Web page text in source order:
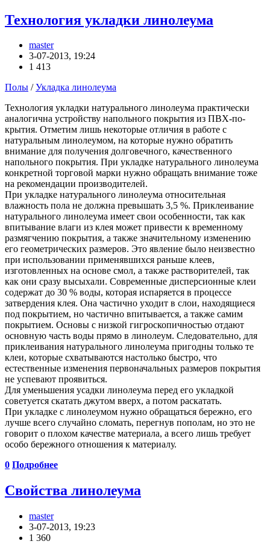
Технология укладки линолеума
master
3-07-2013, 19:24
1 413
Полы /Укладка линолеума
Технология укладки натурального линолеума практически
аналогична устройству напольного покрытия из ПВХ-по-
крытия. Отметим лишь некоторые отличия в работе с
натуральным линолеумом, на которые нужно обратить
внимание для получения долговечного, качественного
напольного покрытия. При укладке натурального линолеума
конкретной торговой марки нужно обращать внимание тоже
на рекомендации производителей.
При укладке натурального линолеума относительная
влажность пола не должна превышать 3,5 %. Приклеивание
натурального линолеума имеет свои особенности, так как
впитывание влаги из клея может привести к временному
размягчению покрытия, а также значительному изменению
его геометрических размеров. Это явление было неизвестно
при использовании применявшихся раньше клеев,
изготовленных на основе смол, а также растворителей, так
как они сразу высыхали. Современные дисперсионные клеи
содержат до 30 % воды, которая испаряется в процессе
затвердения клея. Она частично уходит в слои, находящиеся
под покрытием, но частично впитывается, а также самим
покрытием. Основы с низкой гигроскопичностью отдают
основную часть воды прямо в линолеум. Следовательно, для
приклеивания натурального линолеума пригодны только те
клеи, которые схватываются настолько быстро, что
естественные изменения первоначальных размеров покрытия
не успевают проявиться.
Для уменьшения усадки линолеума перед его укладкой
советуется скатать джутом вверх, а потом раскатать.
При укладке с линолеумом нужно обращаться бережно, его
лучше всего случайно сломать, перегнув пополам, но это не
говорит о плохом качестве материала, а всего лишь требует
особо бережного отношения к материалу.
0 Подробнее
Свойства линолеума
master
3-07-2013, 19:23
1 360